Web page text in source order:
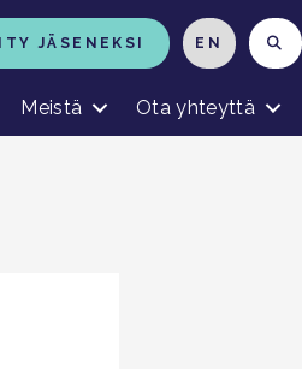
JÄSENEKSI EN
Meistä Ota yhteyttä